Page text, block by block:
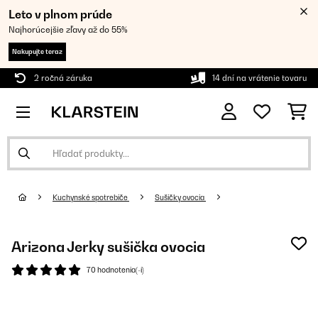
Leto v plnom prúde
Najhorúcejšie zľavy až do 55%
Nakupujte teraz
2 ročná záruka 14 dní na vrátenie tovaru
Kuchynské spotrebiče Sušičky ovocia
Arizona Jerky sušička ovocia
70 hodnotenia(-í)